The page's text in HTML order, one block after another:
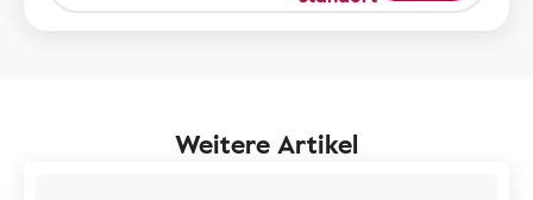
Weitere Artikel